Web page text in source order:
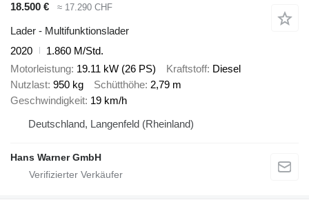
18.500 €
≈ 17.290 CHF
Lader - Multifunktionslader
2020
1.860 M/Std.
Motorleistung 19.11 kW (26 PS) Kraftstoff Diesel
Nutzlast 950 kg Schütthöhe 2,79 m
Geschwindigkeit 19 km/h
Deutschland, Langenfeld (Rheinland)
Hans Warner GmbH